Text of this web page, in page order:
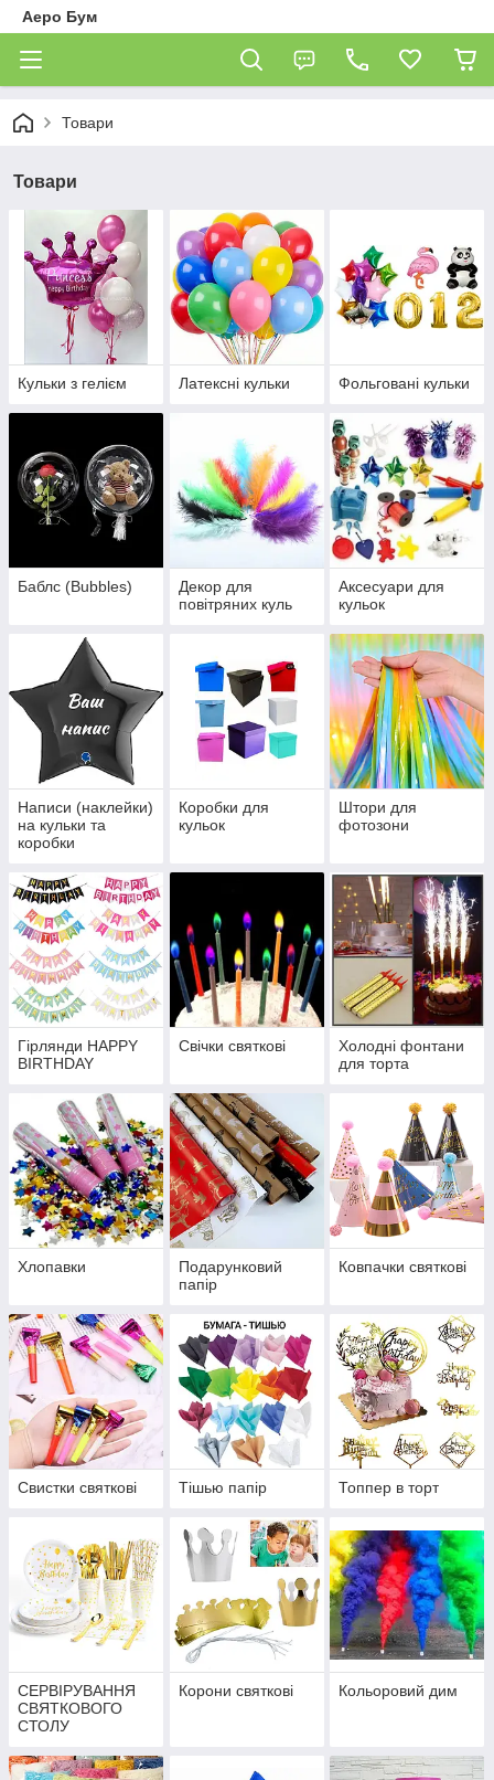
Аеро Бум
Товари
Товари
Кульки з гелієм Латексні кульки Фольговані кульки
Баблс (Bubbles)
Декор для
повітряних куль
Аксесуари для
кульок
Написи (наклейки)
на кульки та
коробки
Коробки для
кульок
Штори для
фотозони
Гірлянди HAPPY
BIRTHDAY
Свічки святкові
Холодні фонтани
для торта
Хлопавки
Подарунковий
папір
Ковпачки святкові
Свистки святкові Тішью папір Топпер в торт
СЕРВІРУВАННЯ
СВЯТКОВОГО
СТОЛУ
Корони святкові Кольоровий дим